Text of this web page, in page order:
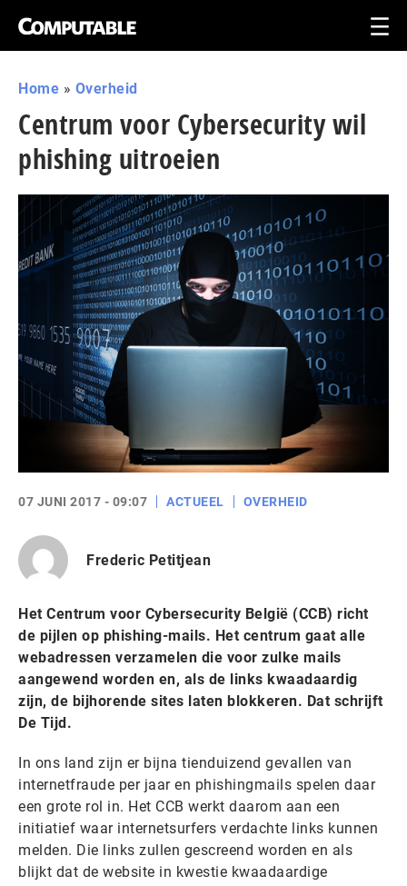
Home » Overheid
Centrum voor Cybersecurity wil
phishing uitroeien
07 JUNI 2017 - 09:07 ACTUEEL OVERHEID
Frederic Petitjean
Het Centrum voor Cybersecurity België (CCB) richt
de pijlen op phishing-mails. Het centrum gaat alle
webadressen verzamelen die voor zulke mails
aangewend worden en, als de links kwaadaardig
zijn, de bijhorende sites laten blokkeren. Dat schrijft
De Tijd.
In ons land zijn er bijna tienduizend gevallen van
internetfraude per jaar en phishingmails spelen daar
een grote rol in. Het CCB werkt daarom aan een
initiatief waar internetsurfers verdachte links kunnen
melden. Die links zullen gescreend worden en als
blijkt dat de website in kwestie kwaadaardige